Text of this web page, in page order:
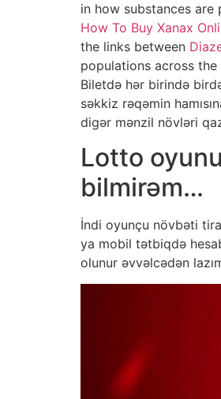
in how substances
How To Buy Xanax
the links between
populations across the
Biletdə hər birində
səkkiz rəqəmin
digər mənzil növləri
Lotto
bilmirəm…
İndi oyunçu növbəti
ya mobil tətbiqdə
olunur əvvəlcədən